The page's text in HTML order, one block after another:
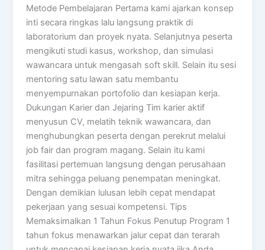
Metode Pembelajaran Pertama kami ajarkan konsep
inti secara ringkas lalu langsung praktik di
laboratorium dan proyek nyata. Selanjutnya peserta
mengikuti studi kasus, workshop, dan simulasi
wawancara untuk mengasah soft skill. Selain itu sesi
mentoring satu lawan satu membantu
menyempurnakan portofolio dan kesiapan kerja.
Dukungan Karier dan Jejaring Tim karier aktif
menyusun CV, melatih teknik wawancara, dan
menghubungkan peserta dengan perekrut melalui
job fair dan program magang. Selain itu kami
fasilitasi pertemuan langsung dengan perusahaan
mitra sehingga peluang penempatan meningkat.
Dengan demikian lulusan lebih cepat mendapat
pekerjaan yang sesuai kompetensi. Tips
Memaksimalkan 1 Tahun Fokus Penutup Program 1
tahun fokus menawarkan jalur cepat dan terarah